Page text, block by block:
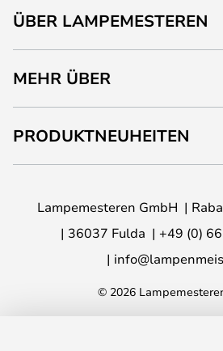
ÜBER LAMPEMESTEREN
MEHR ÜBER
PRODUKTNEUHEITEN
Lampemesteren GmbH
36037 Fulda
+49 (0)
© 2026